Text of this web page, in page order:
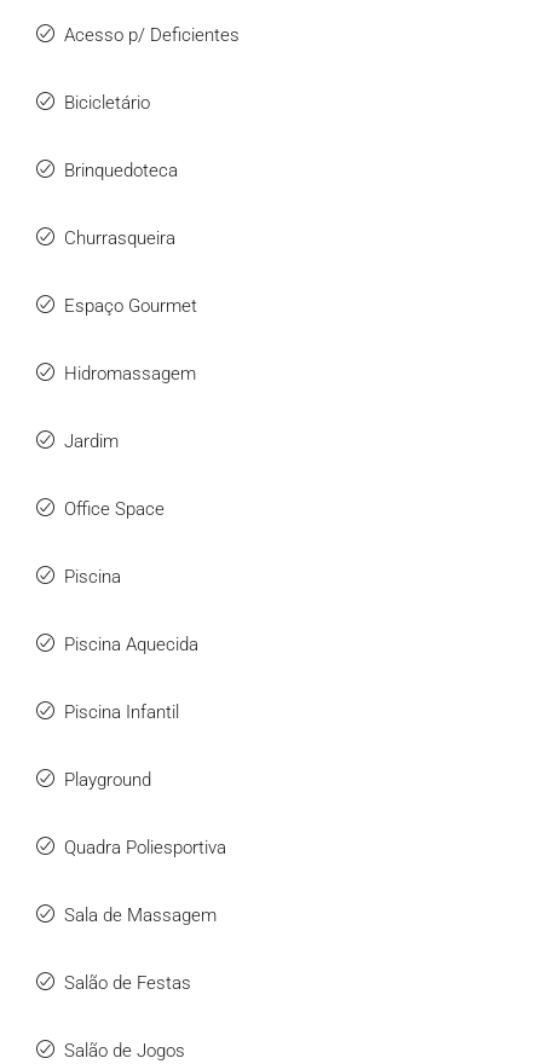
Acesso p/ Deficientes
Bicicletário
Brinquedoteca
Churrasqueira
Espaço Gourmet
Hidromassagem
Jardim
Office Space
Piscina
Piscina Aquecida
Piscina Infantil
Playground
Quadra Poliesportiva
Sala de Massagem
Salão de Festas
Salão de Jogos